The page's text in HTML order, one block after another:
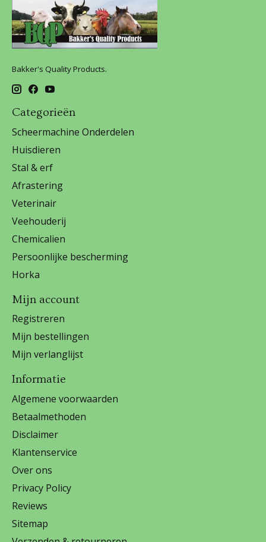
Bakker's Quality Products.
Categorieën
Scheermachine Onderdelen
Huisdieren
Stal & erf
Afrastering
Veterinair
Veehouderij
Chemicalien
Persoonlijke bescherming
Horka
Mijn account
Registreren
Mijn bestellingen
Mijn verlanglijst
Informatie
Algemene voorwaarden
Betaalmethoden
Disclaimer
Klantenservice
Over ons
Privacy Policy
Reviews
Sitemap